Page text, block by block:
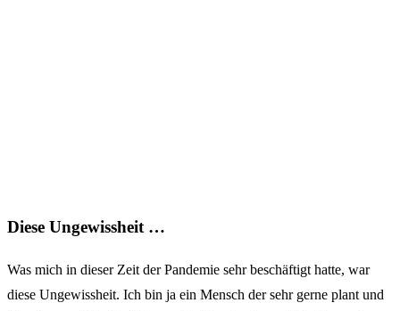
Diese Ungewissheit …
Was mich in dieser Zeit der Pandemie sehr beschäftigt hatte, war
diese Ungewissheit. Ich bin ja ein Mensch der sehr gerne plant und